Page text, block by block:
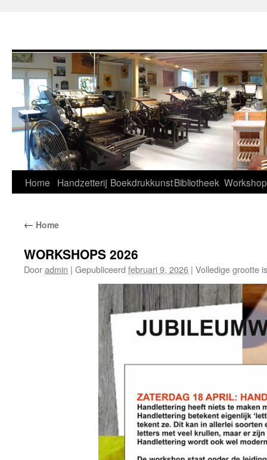
Home Handzetterij BoekdrukkunstBibliotheek
← Home
WORKSHOPS 2026
Dooradmin | Gepubliceerd februari 9, 2026 | Volledige grootte